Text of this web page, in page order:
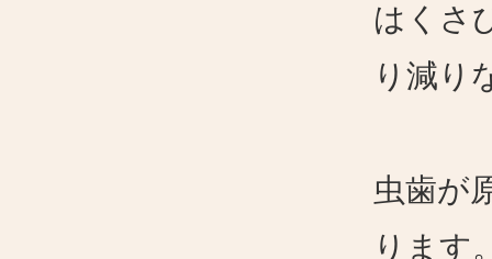
はくさ
り減り
虫歯が
ります